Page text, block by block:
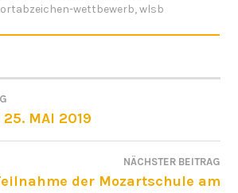
wettbewerb,wlsb
25. MAI 2019
NÄCHSTER BEITRAG
der Mozartschule am